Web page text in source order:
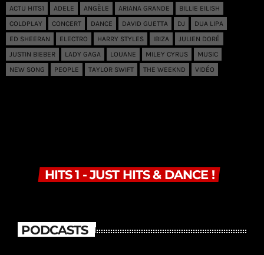
ACTU HITS1 ADELE ANGÈLE ARIANA GRANDE
BILLIE EILISH
COLDPLAY
CONCERT DANCE DAVID GUETTA DJ
DUA LIPA
ED SHEERAN
ELECTRO HARRY STYLES IBIZA
JULIEN DORÉ
JUSTIN BIEBER
LADY GAGA LOUANE MILEY CYRUS
MUSIC
NEW SONG
PEOPLE TAYLOR SWIFT THE WEEKND VIDÉO
HITS 1 - JUST HITS & DANCE !
PODCASTS